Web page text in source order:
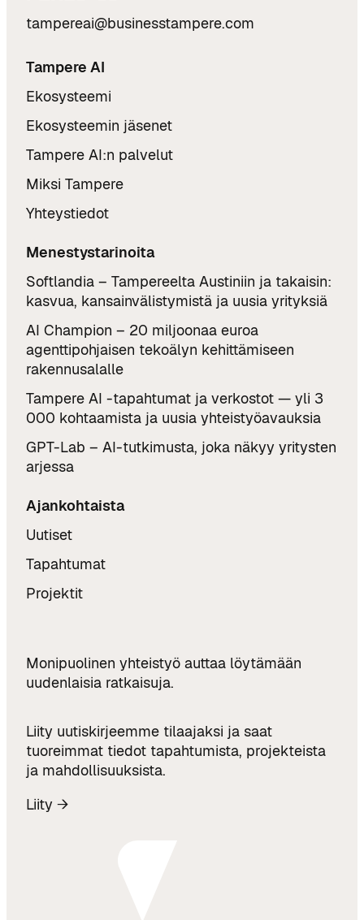
tampereai@businesstampere.com
Tampere AI
Ekosysteemi
Ekosysteemin jäsenet
Tampere AI:n palvelut
Miksi Tampere
Yhteystiedot
Menestystarinoita
Softlandia – Tampereelta Austiniin ja takaisin:
kasvua, kansainvälistymistä ja uusia yrityksiä
AI Champion – 20 miljoonaa euroa
agenttipohjaisen tekoälyn kehittämiseen
rakennusalalle
Tampere AI -tapahtumat ja verkostot — yli 3
000 kohtaamista ja uusia yhteistyöavauksia
GPT-Lab – AI-tutkimusta, joka näkyy yritysten
arjessa
Ajankohtaista
Uutiset
Tapahtumat
Projektit
Monipuolinen yhteistyö auttaa löytämään
uudenlaisia ratkaisuja.
Liity uutiskirjeemme tilaajaksi ja saat
tuoreimmat tiedot tapahtumista, projekteista
ja mahdollisuuksista.
Liity →